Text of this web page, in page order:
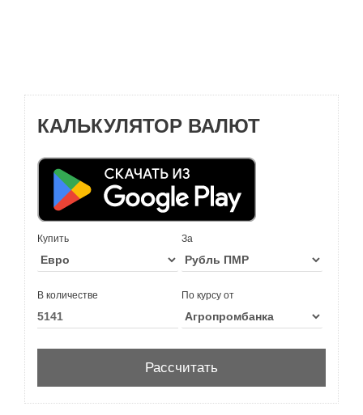
КАЛЬКУЛЯТОР ВАЛЮТ
Купить За
В количестве По курсу от